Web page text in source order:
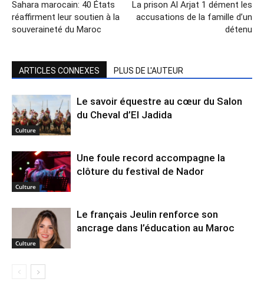
Sahara marocain: 40 États
réaffirment leur soutien à la
souveraineté du Maroc
La prison Al Arjat 1 dément les
accusations de la famille d’un
détenu
ARTICLES CONNEXES PLUS DE L'AUTEUR
Culture
Le savoir équestre au cœur du Salon
du Cheval d’El Jadida
Culture
Une foule record accompagne la
clôture du festival de Nador
Culture
Le français Jeulin renforce son
ancrage dans l’éducation au Maroc